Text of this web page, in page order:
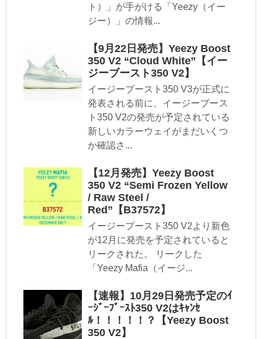
ト）」が手がける「Yeezy（イー
ジー）」の情報...
【9月22日発売】Yeezy Boost
350 V2 “Cloud White”【イー
ジーブースト350 V2】
イージーブースト350 V3が正式に
発表される前に、イージーブース
ト350 V2の発売が予定されている
新しいカラーウェイがまだいくつ
か確認さ...
【12月発売】Yeezy Boost
350 V2 “Semi Frozen Yellow
/ Raw Steel /
Red”【B37572】
イージーブースト350 V2より新色
が12月に発売を予定されていると
リークされた。 リークした
「Yeezy Mafia（イージ...
【速報】10月29日発売予定のｲ
ｰｼﾞｰﾌﾞｰｽﾄ350 V2はｷｬﾝｾ
ﾙ！！！！！？【Yeezy Boost
350 V2】